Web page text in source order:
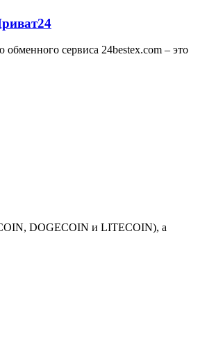
сервиса 24bestex.com – это
DOGECOIN и LITECOIN), а